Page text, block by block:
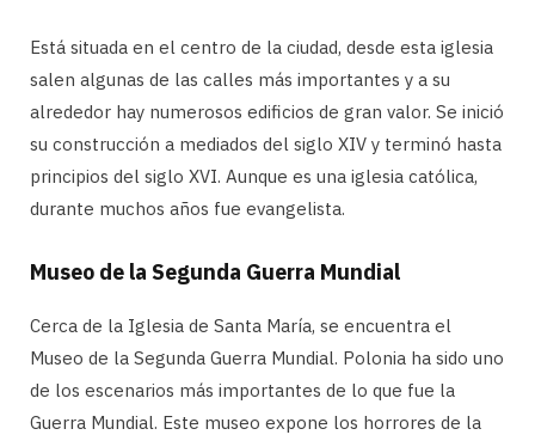
Está situada en el centro de la ciudad, desde esta iglesia
salen algunas de las calles más importantes y a su
alrededor hay numerosos edificios de gran valor. Se inició
su construcción a mediados del siglo XIV y terminó hasta
principios del siglo XVI. Aunque es una iglesia católica,
durante muchos años fue evangelista.
Museo de la Segunda Guerra Mundial
Cerca de la Iglesia de Santa María, se encuentra el
Museo de la Segunda Guerra Mundial. Polonia ha sido uno
de los escenarios más importantes de lo que fue la
Guerra Mundial. Este museo expone los horrores de la